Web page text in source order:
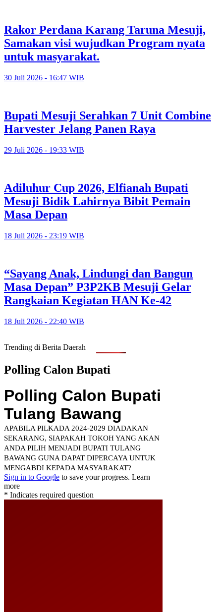
Rakor Perdana Karang Taruna Mesuji,
Samakan visi wujudkan Program nyata
untuk masyarakat.
30 Juli 2026 - 16:47 WIB
Bupati Mesuji Serahkan 7 Unit Combine
Harvester Jelang Panen Raya
29 Juli 2026 - 19:33 WIB
Adiluhur Cup 2026, Elfianah Bupati
Mesuji Bidik Lahirnya Bibit Pemain
Masa Depan
18 Juli 2026 - 23:19 WIB
“Sayang Anak, Lindungi dan Bangun
Masa Depan” P3P2KB Mesuji Gelar
Rangkaian Kegiatan HAN Ke-42
18 Juli 2026 - 22:40 WIB
Trending di Berita Daerah
Polling Calon Bupati